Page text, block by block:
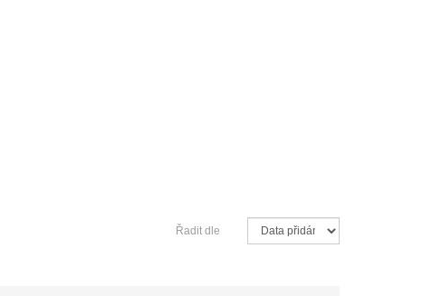
Řadit dle